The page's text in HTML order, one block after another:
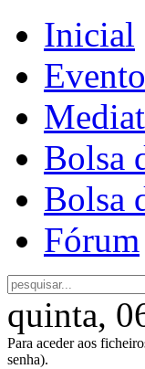
Inicial
Bolsa
Bolsa
Fórum
quinta,
Para aceder aos
senha).